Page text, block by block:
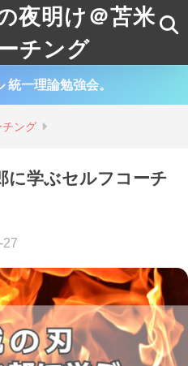
夜明け＠苫米
チング
統一理論勉強会。
チング
に学ぶセルフコーチ
27